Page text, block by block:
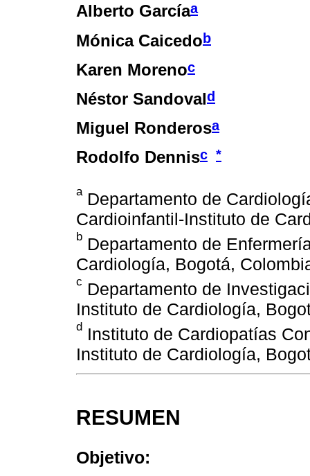
Alberto Garcíaa
Mónica Caicedob
Karen Morenoc
Néstor Sandovald
Miguel Ronderosa
Rodolfo Dennisc *
aDepartamento de
Cardioinfantil-Instituto de
b Departamento de
Cardiología, Bogotá,
c Departamento de
Instituto de Cardiología,
d Instituto de Cardiopatías
Instituto de Cardiología,
RESUMEN
Objetivo: